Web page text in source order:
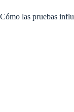
Cómo las pruebas